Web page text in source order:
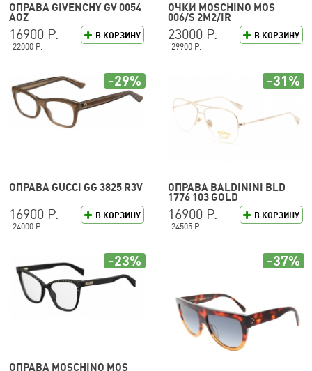
ОПРАВА GIVENCHY GV 0054
AOZ
В КОРЗИНУ
16900 Р.
22000 Р.
ОЧКИ MOSCHINO MOS
006/S 2M2/IR
В КОРЗИНУ
23000 Р.
29900 Р.
ОПРАВА GUCCI GG 3825 R3V
В КОРЗИНУ
16900 Р.
24000 Р.
-29%
ОПРАВА BALDININI BLD
1776 103 GOLD
В КОРЗИНУ
16900 Р.
24505 Р.
-31%
ОПРАВА MOSCHINO MOS
-23% -37%